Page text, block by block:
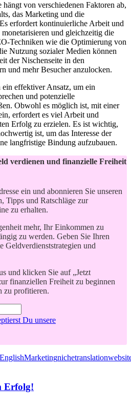
von verschiedenen Faktoren ab,
das Marketing und die
erfordert kontinuierliche Arbeit und
und gleichzeitig die
Techniken wie die Optimierung von
Nutzung sozialer Medien können
der Nischenseite in den
und mehr Besucher anzulocken.
ein effektiver Ansatz, um ein
und potenzielle
Obwohl es möglich ist, mit einer
erfordert es viel Arbeit und
Erfolg zu erzielen. Es ist wichtig,
ist, um das Interesse der
langfristige Bindung aufzubauen.
verdienen und finanzielle Freiheit
ein und abonnieren Sie unseren
Tipps und Ratschläge zur
zu erhalten.
mehr, Ihr Einkommen zu
zu werden. Geben Sie Ihren
Geldverdienststrategien und
und klicken Sie auf „Jetzt
finanziellen Freiheit zu beginnen
zu profitieren.
Du unsere
EnglishMarketingnichetranslation
Erfolg!